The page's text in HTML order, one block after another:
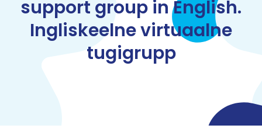
support group in English.
Ingliskeelne virtuaalne
tugigrupp